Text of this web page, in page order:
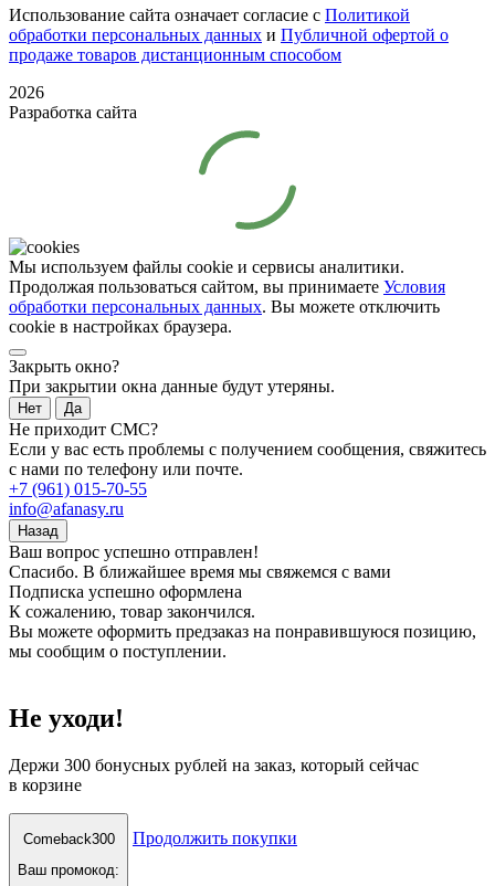
Использование сайта означает согласие с Политикой
обработки персональных данных и Публичной офертой о
продаже товаров дистанционным способом
2026
Разработка сайта
Мы используем файлы cookie и сервисы аналитики.
Продолжая пользоваться сайтом, вы принимаете Условия
обработки персональных данных. Вы можете отключить
cookie в настройках браузера.
Закрыть окно?
При закрытии окна данные будут утеряны.
Нет Да
Не приходит СМС?
Если у вас есть проблемы с получением сообщения, свяжитесь
с нами по телефону или почте.
+7 (961) 015-70-55
info@afanasy.ru
Назад
Ваш вопрос успешно отправлен!
Спасибо. В ближайшее время мы свяжемся с вами
Подписка успешно оформлена
К сожалению, товар закончился.
Вы можете оформить предзаказ на понравившуюся позицию,
мы сообщим о поступлении.
Не уходи!
Держи 300 бонусных рублей на заказ, который сейчас
в корзине
Comeback300
Ваш промокод:
Продолжить покупки